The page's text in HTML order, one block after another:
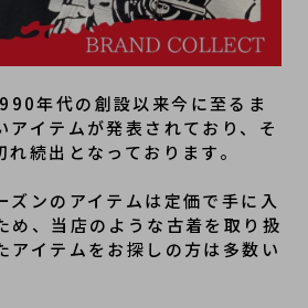
年代の創設以来今に至るま
アイテムが発表されており、そ
続出となっております。
ズンのアイテムは定価で手に入
め、当店のような古着を取り扱
アイテムをお探しの方は多数い